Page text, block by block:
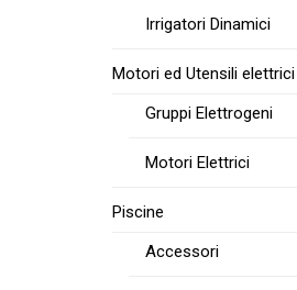
Irrigatori Dinamici
Motori ed Utensili elettrici
Gruppi Elettrogeni
Motori Elettrici
Piscine
Accessori